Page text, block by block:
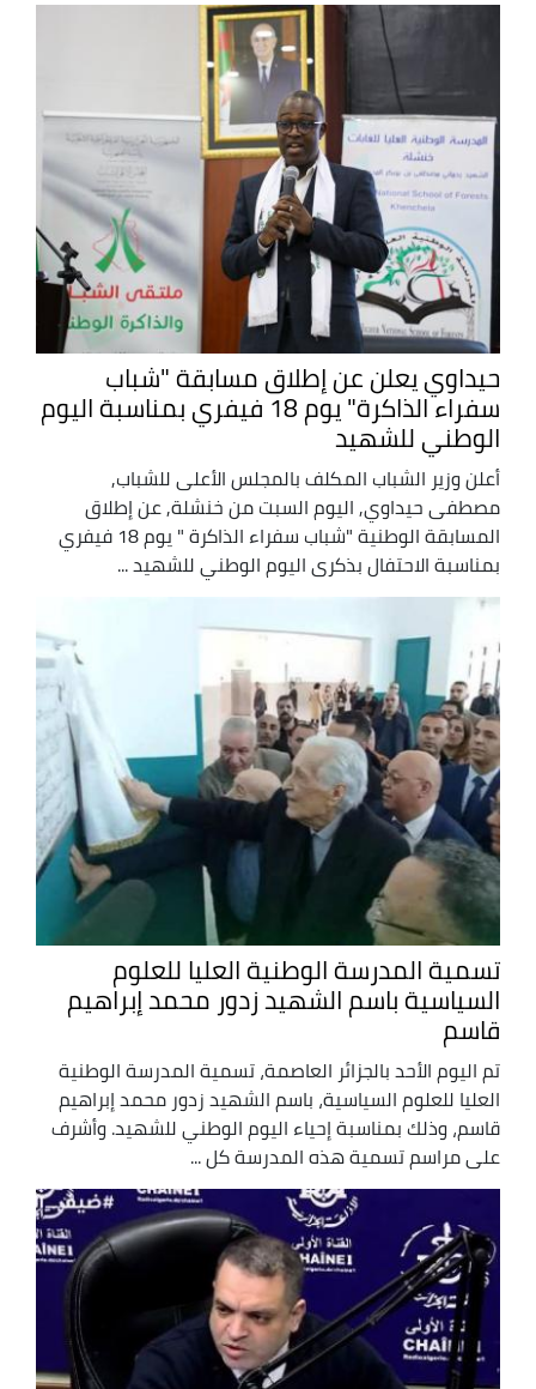
حيداوي يعلن عن إطلاق مسابقة "شباب
سفراء الذاكرة" يوم 18 فيفري بمناسبة اليوم
الوطني للشهيد
أعلن وزير الشباب المكلف بالمجلس الأعلى للشباب,
مصطفى حيداوي, اليوم السبت من خنشلة, عن إطلاق
المسابقة الوطنية "شباب سفراء الذاكرة " يوم 18 فيفري
بمناسبة الاحتفال بذكرى اليوم الوطني للشهيد ...
تسمية المدرسة الوطنية العليا للعلوم
السياسية باسم الشهيد زدور محمد إبراهيم
قاسم
تم اليوم الأحد بالجزائر العاصمة، تسمية المدرسة الوطنية
العليا للعلوم السياسية، باسم الشهيد زدور محمد إبراهيم
قاسم، وذلك بمناسبة إحياء اليوم الوطني للشهيد. وأشرف
على مراسم تسمية هذه المدرسة كل ...